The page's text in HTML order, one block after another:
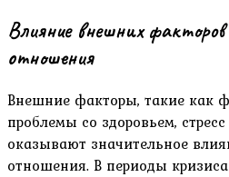
Влияние внешних
отношения
Внешние факторы, такие как
проблемы со здоровьем,
оказывают значительное
отношения. В периоды